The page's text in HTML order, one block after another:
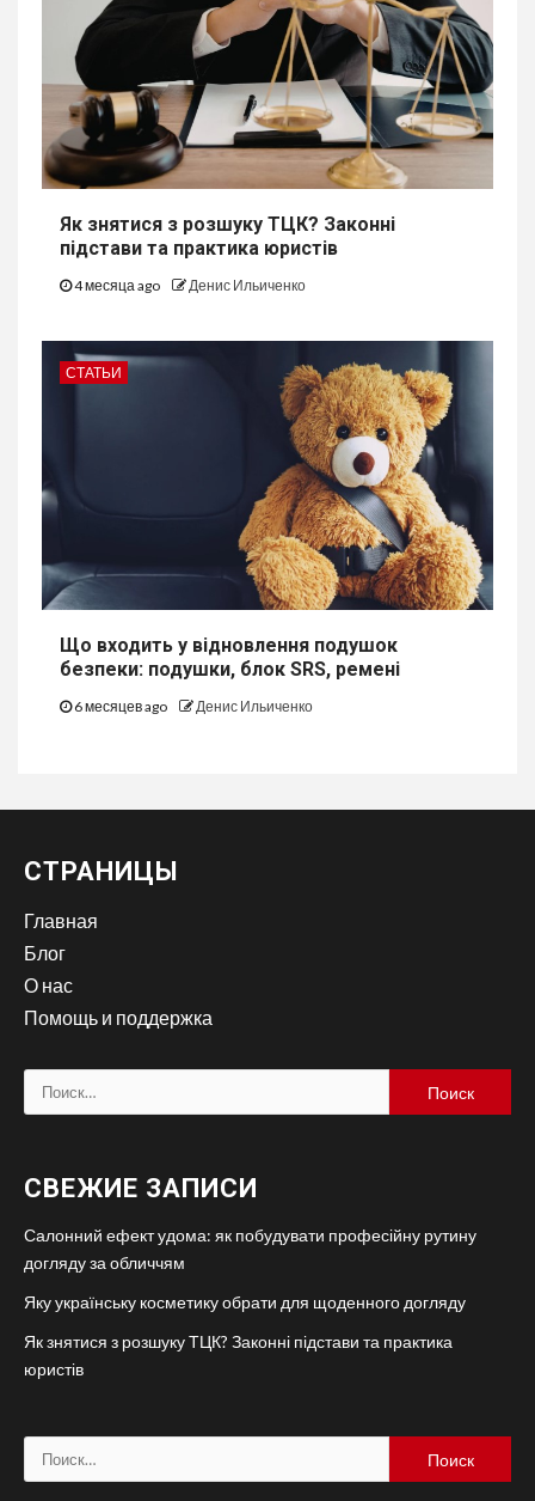
Як знятися з розшуку ТЦК? Законні
підстави та практика юристів
4 месяца ago Денис Ильиченко
СТАТЬИ
Що входить у відновлення подушок
безпеки: подушки, блок SRS, ремені
6 месяцев ago Денис Ильиченко
СТРАНИЦЫ
Главная
Блог
О нас
Помощь и поддержка
Найти:
СВЕЖИЕ ЗАПИСИ
Салонний ефект удома: як побудувати професійну рутину
догляду за обличчям
Яку українську косметику обрати для щоденного догляду
Як знятися з розшуку ТЦК? Законні підстави та практика
юристів
Найти: